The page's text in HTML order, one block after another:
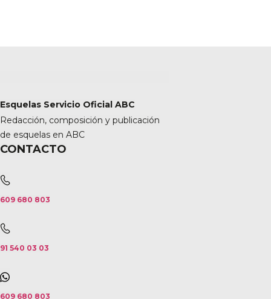
Esquelas Servicio Oficial ABC
Redacción, composición y publicación
de esquelas en ABC
CONTACTO
609 680 803
91 540 03 03
609 680 803